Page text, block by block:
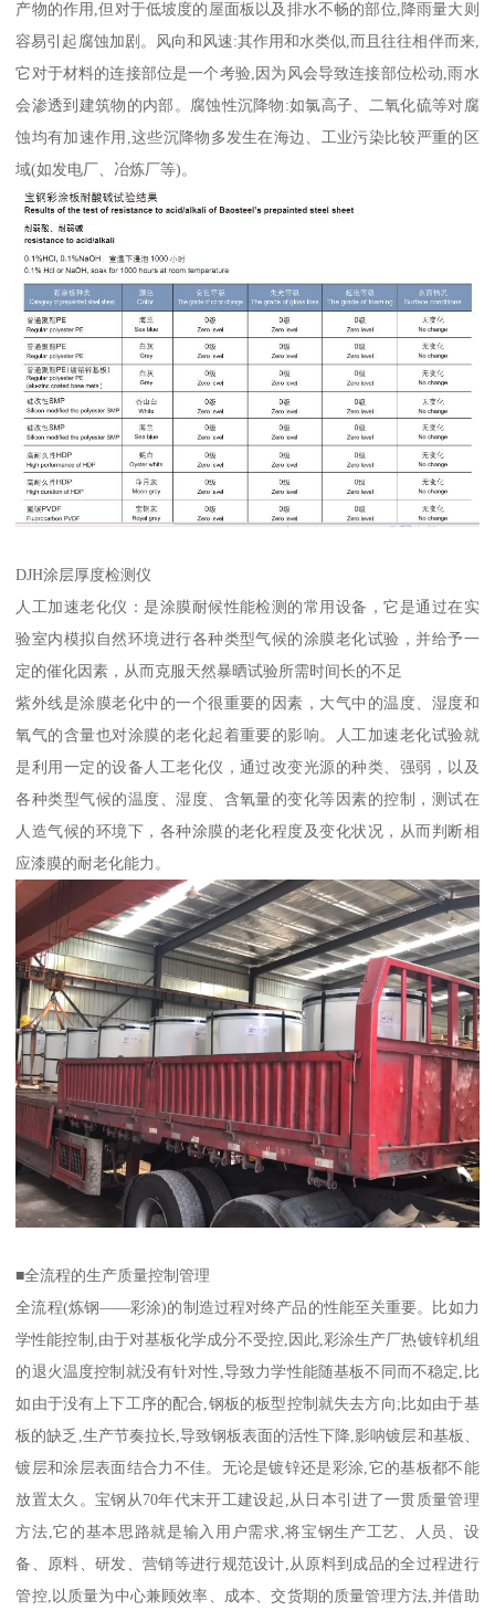
产物的作用,但对于低坡度的屋面板以及排水不畅的部位,降雨量大则
容易引起腐蚀加剧。风向和风速:其作用和水类似,而且往往相伴而来,
它对于材料的连接部位是一个考验,因为风会导致连接部位松动,雨水
会渗透到建筑物的内部。腐蚀性沉降物:如氯高子、二氧化硫等对腐
蚀均有加速作用,这些沉降物多发生在海边、工业污染比较严重的区
域(如发电厂、冶炼厂等)。
DJH涂层厚度检测仪
人工加速老化仪：是涂膜耐候性能检测的常用设备，它是通过在实
验室内模拟自然环境进行各种类型气候的涂膜老化试验，并给予一
定的催化因素，从而克服天然暴晒试验所需时间长的不足
紫外线是涂膜老化中的一个很重要的因素，大气中的温度、湿度和
氧气的含量也对涂膜的老化起着重要的影响。人工加速老化试验就
是利用一定的设备人工老化仪，通过改变光源的种类、强弱，以及
各种类型气候的温度、湿度、含氧量的变化等因素的控制，测试在
人造气候的环境下，各种涂膜的老化程度及变化状况，从而判断相
应漆膜的耐老化能力。
■全流程的生产质量控制管理
全流程(炼钢——彩涂)的制造过程对终产品的性能至关重要。比如力
学性能控制,由于对基板化学成分不受控,因此,彩涂生产厂热镀锌机组
的退火温度控制就没有针对性,导致力学性能随基板不同而不稳定,比
如由于没有上下工序的配合,钢板的板型控制就失去方向;比如由于基
板的缺乏,生产节奏拉长,导致钢板表面的活性下降,影呐镀层和基板、
镀层和涂层表面结合力不佳。无论是镀锌还是彩涂,它的基板都不能
放置太久。宝钢从70年代末开工建设起,从日本引进了一贯质量管理
方法,它的基本思路就是输入用户需求,将宝钢生产工艺、人员、设
备、原料、研发、营销等进行规范设计,从原料到成品的全过程进行
管控,以质量为中心兼顾效率、成本、交货期的质量管理方法,并借助